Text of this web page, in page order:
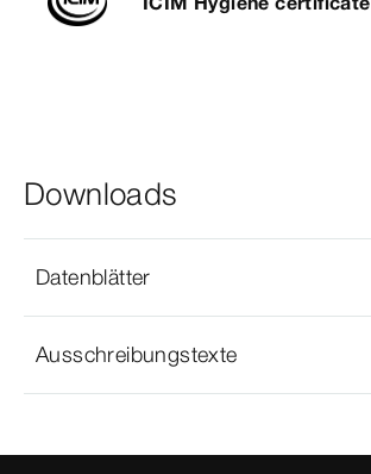
Downloads
Datenblätter
Ausschreibungstexte